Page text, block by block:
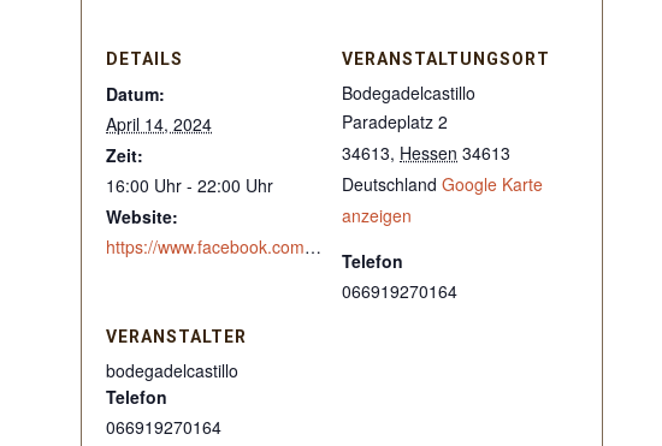
DETAILS
Datum:
April 14, 2024
Zeit:
16:00 Uhr - 22:00 Uhr
Website:
https://www.facebook.com/events/1507900913394771?acontext=%7B%22event_action_history%22%3A[%7B%22extra_data%22%3A%22%22%2C%22mechanism%22%3A%22left_rail%22%2C%22surface%22%3A%22bookmark%22%7D%2C%7B%22extra_data%22%3A%22%22%2C%22mechanism%22%3A%22calendar_tab_event%22%2C%22surface%22%3A%22bookmark_calendar%22%7D]%2C%22ref_notif_type%22%3Anull%7D
VERANSTALTUNGSORT
Bodegadelcastillo
Paradeplatz 2
34613, Hessen 34613
Deutschland Google Karte
anzeigen
Telefon
066919270164
VERANSTALTER
bodegadelcastillo
Telefon
066919270164